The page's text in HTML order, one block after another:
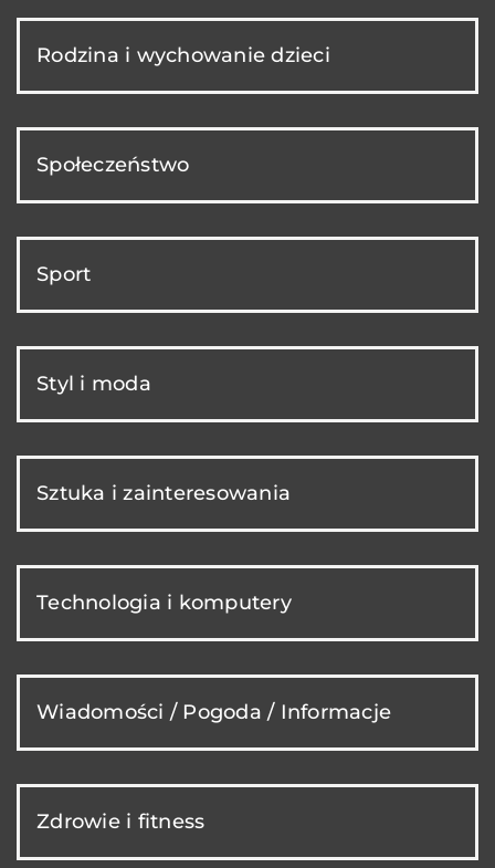
Rodzina i wychowanie dzieci
Społeczeństwo
Sport
Styl i moda
Sztuka i zainteresowania
Technologia i komputery
Wiadomości / Pogoda / Informacje
Zdrowie i fitness